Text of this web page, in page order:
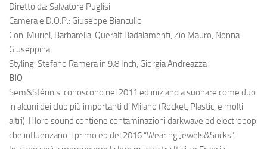
Diretto da: Salvatore Puglisi
Camera e D.O.P.: Giuseppe Biancullo
Con: Muriel, Barbarella, Queralt Badalamenti, Zio Mauro, Nonna
Giuseppina
Styling: Stefano Ramera in 9.8 Inch, Giorgia Andreazza
BIO
Sem&Stènn si conoscono nel 2011 ed iniziano a suonare come duo
in alcuni dei club più importanti di Milano (Rocket, Plastic, e molti
altri). Il loro sound contiene contaminazioni darkwave ed electropop
che influenzano il primo ep del 2016 “Wearing Jewels&Socks”.